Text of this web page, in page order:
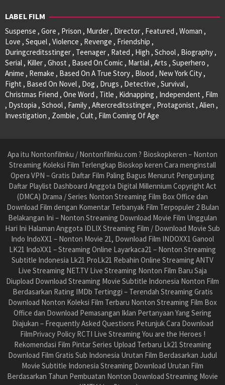
LABEL FILM
Suspense , Gore , Prison , Murder , Director , Featured , Woman ,
Love , Sequel , Violence , Revenge , Friendship ,
Duringcreditsstinger , Teenager , Rated , High , School , Biography ,
Serial , Killer , Ghost , Based On Comic , Martial , Arts , Superhero ,
Anime , Remake , Based On A True Story , Blood , New York City ,
Fight , Based On Novel , Dog , Drugs , Detective , Survival ,
Christmas Friend , One Word , Title , Kidnapping , Independent , Film
, Dystopia , School , Family , Aftercreditsstinger , Protagonist , Alien ,
Investigation , Zombie , Cult , Film Coming Of Age
Apa itu Nontonfilmku / Nontonfilmku.com ? Bioskopkeren – Nonton
Streaming Koleksi Film Terlengkap Bioskop keren Cara menginstall
Opera VPN – Gratis Daftar Film Paling Bagus Menurut Pengunjung
Daftar Playlist Dashboard Anggota Digital Millennium Copyright Act
(DMCA) Drama / Series Nonton Streaming Film Box Office dan
Download Film dengan Komentar Terbanyak Film Terpopuler 2 Bulan
Belakangan Ini – Nonton Streaming Download Movie Film Unggulan
Hari Ini Halaman Anggota IDLIX Streaming Film / Download Movie Sub
Indo IndoXX1 – Nonton Movie 21, Download Film INDOXX1 Ganool
LK21 IndoXX1 – Streaming Online Layarkaca21 – Nonton Streaming
Subtitle Indonesia Lk21 ProLk21 Rebahin Online Streaming ANTV
Live Streaming NET.TV Live Streaming Nonton Film Baru Saja
Diupload Download Streaming Movie Subtitle Indonesia Nonton Film
Berdasarkan Rating IMDb Tertinggi – Terendah Streaming Gratis
Download Nonton Koleksi Film Terbaru Nonton Streaming Film Box
Office dan Download Pemasangan Iklan Pertanyaan Yang Sering
Diajukan – Frequently Asked Questions Petunjuk Cara Download
FilmPrivacy Policy RCTI Live Streaming You are the Heroes !
Rekomendasi Film Pintar Series Upload Terbaru Lk21 Streaming
Download Film Gratis Sub Indonesia Urutan Film Berdasarkan Judul
Movie Subtitle Indonesia Streaming Download Urutan Film
Berdasarkan Tahun Pembuatan Nonton Download Streaming Movie